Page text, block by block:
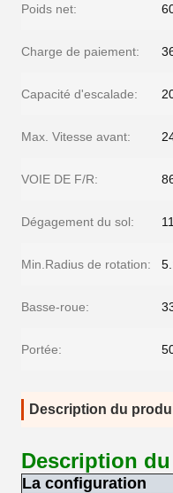
Poids net:
Charge de paiement:
Capacité d'escalade:
Max. Vitesse avant:
VOIE DE F/R:
Dégagement du sol:
Min.Radius de rotation:
Basse-roue:
Portée:
Description du
Description
La configuration